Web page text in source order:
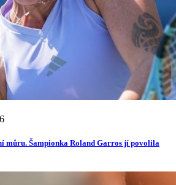
můru. Šampionka Roland Garros jí povolila